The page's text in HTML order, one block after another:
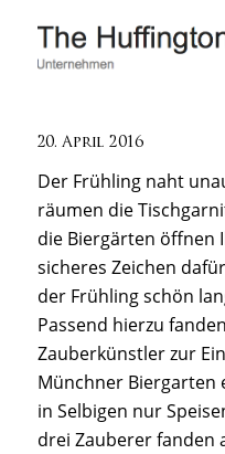
20. April 2016
Der Frühling naht
räumen die
die Biergärten öffnen
sicheres Zeichen
der Frühling schön
Passend hierzu
Zauberkünstler zur
Münchner Biergarten
in Selbigen nur
drei Zauberer fanden